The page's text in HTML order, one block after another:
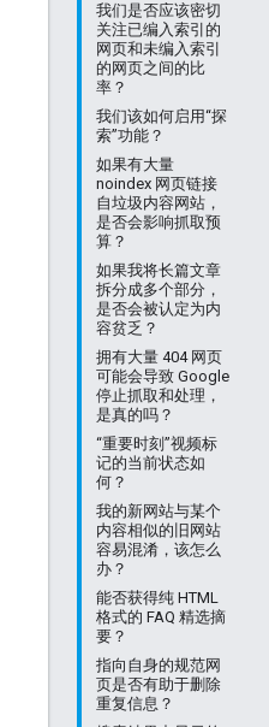
我们是否应该密切
关注已编入索引的
网页和未编入索引
的网页之间的比
率？
我们该如何启用“探
索”功能？
如果有大量
noindex 网页链接
自垃圾内容网站，
是否会影响抓取预
算？
如果我将长篇文章
拆分成多个部分，
是否会被认定为内
容贫乏？
拥有大量 404 网页
可能会导致 Google
停止抓取和处理，
是真的吗？
“重要时刻”视频标
记的当前状态如
何？
我的新网站与某个
内容相似的旧网站
容易混淆，该怎么
办？
能否获得纯 HTML
格式的 FAQ 精选摘
要？
指向自身的规范网
页是否有助于删除
重复信息？